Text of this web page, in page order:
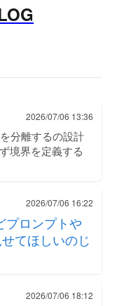
2026/07/06 13:36
分離するの設計
境界を定義する
2026/07/06 16:22
プロンプトや
てほしいのじ
2026/07/06 18:12